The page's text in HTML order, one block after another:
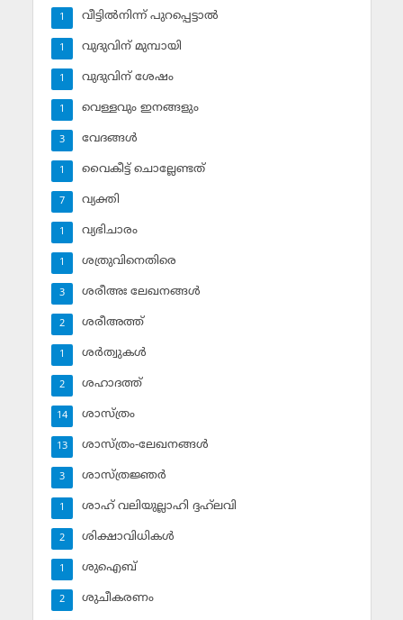
വീട്ടില്‍നിന്ന് പുറപ്പെട്ടാല്‍
1
വുദുവിന് മുമ്പായി
1
വുദുവിന് ശേഷം
1
വെള്ളവും ഇനങ്ങളും
1
വേദങ്ങള്‍
3
വൈകീട്ട് ചൊല്ലേണ്ടത്
1
വ്യക്തി
7
വ്യഭിചാരം
1
ശത്രുവിനെതിരെ
1
ശരീഅഃ ലേഖനങ്ങള്‍
3
ശരീഅത്ത്
2
ശര്‍ത്വുകള്‍
1
ശഹാദത്ത്
2
ശാസ്ത്രം
14
ശാസ്ത്രം-ലേഖനങ്ങള്‍
13
ശാസ്ത്രജ്ഞര്‍
3
ശാഹ് വലിയുല്ലാഹി ദ്ദഹ്‌ലവി
1
ശിക്ഷാവിധികള്‍
2
ശുഐബ്‌
1
ശുചീകരണം
2